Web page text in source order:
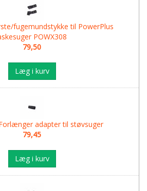
fugemundstykke til PowerPlus
POWX308
79,50
Læg i kurv
adapter til støvsuger
79,45
Læg i kurv